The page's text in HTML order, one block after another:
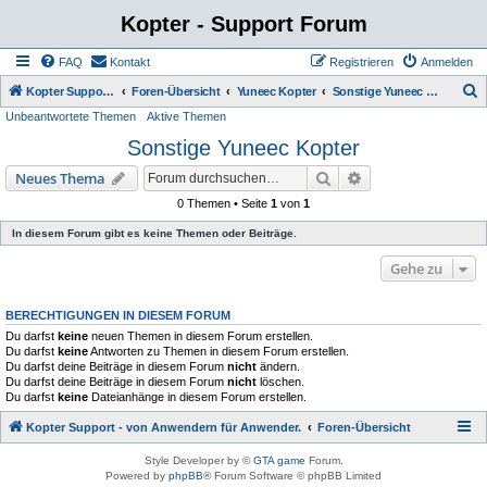
Kopter - Support Forum
FAQ Kontakt Anmelden
Registrieren
Kopter Support - von Anwendern für Anwender. Foren-Übersicht Yuneec Kopter Sonstige Yuneec Kopter
Unbeantwortete Themen Aktive Themen
Sonstige Yuneec Kopter
Neues Thema Suche
0 Themen • Seite 1 von 1
In diesem Forum gibt es keine Themen oder Beiträge.
Gehe zu
BERECHTIGUNGEN IN DIESEM FORUM
Du darfst keine neuen Themen in diesem Forum erstellen.
Du darfst keineAntworten zu Themen in diesem Forum erstellen.
Du darfst deine Beiträge in diesem Forum nicht ändern.
Du darfst deine Beiträge in diesem Forum nicht löschen.
Du darfst keine Dateianhänge in diesem Forum erstellen.
Kopter Support - von Anwendern für Anwender. Foren-Übersicht
Style Developer by ©GTA game Forum.
Powered by phpBB® Forum Software © phpBB Limited